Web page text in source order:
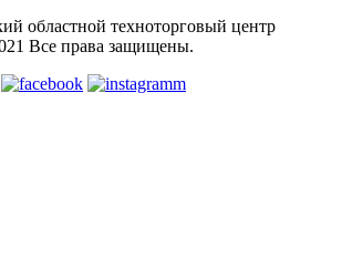
областной техноторговый центр
Все права защищены.